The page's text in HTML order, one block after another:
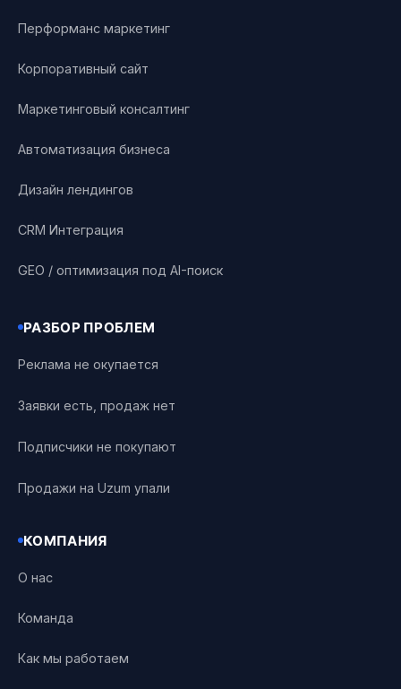
Перформанс маркетинг
Корпоративный сайт
Маркетинговый консалтинг
Автоматизация бизнеса
Дизайн лендингов
CRM Интеграция
GEO / оптимизация под AI-поиск
РАЗБОР ПРОБЛЕМ
Реклама не окупается
Заявки есть, продаж нет
Подписчики не покупают
Продажи на Uzum упали
КОМПАНИЯ
О нас
Команда
Как мы работаем